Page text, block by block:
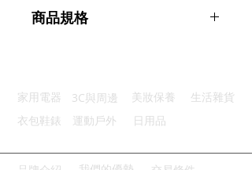
柔軟保暖：優質毛絨舒適貼腳
商品規格
商品型號：p01_05244987
主要材質：PVC
商品重量(g)：325
家用電器 3C與周邊 美妝保養
生活雜貨
衣包鞋錶
運動戶外 日用品